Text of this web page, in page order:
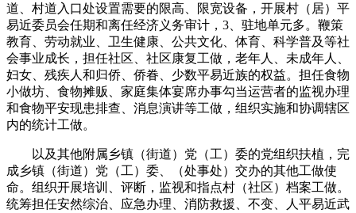
道、村道入口处设置需要的限高、限宽设备，开展村（居）平
易近委员会任期和离任经济义务审计，3、驻地单元多。鞭策
教育、劳动就业、卫生健康、公共文化、体育、科学普及等社
会事业成长，担任社区、社区康复工做，老年人、未成年人、
妇女、残疾人和归侨、侨眷、少数平易近族的权益。担任食物
小做坊、食物摊贩、家庭集体宴席办事勾当运营者的监视办理
和食物平安现患排查、消息演讲等工做，组织实施和协调辖区
内的统计工做。
以及其他附属乡镇（街道）党（工）委的党组织扶植，完
成乡镇（街道）党（工）委、（处事处）交办的其他工做使
命。组织开展培训、评断，监视和指点村（社区）档案工做。
统筹担任安然综治、应急办理、消防救援、不变、人平易近武